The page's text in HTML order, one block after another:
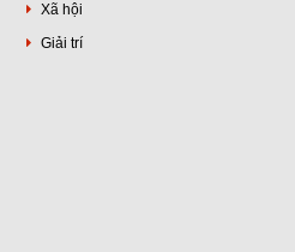
Xã hội
Giải trí